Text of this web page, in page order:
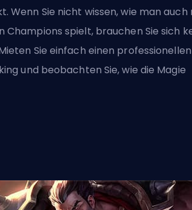
Wenn Sie nicht wissen, wie man auch
Champions spielt, brauchen Sie sich
Sie einfach einen professionellen
und beobachten Sie, wie die Magie